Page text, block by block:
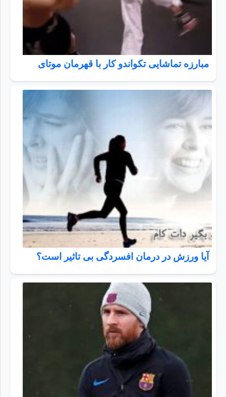
مبارزه تماشایی تکواندو کار با قهرمان موتای
آیا ورزش در درمان افسردگی بی تاثیر است؟